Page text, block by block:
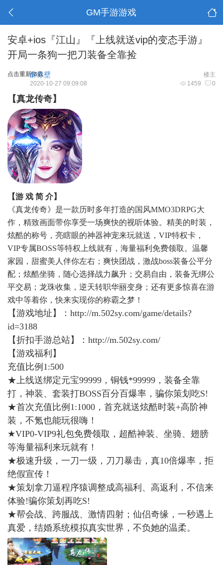
GM手游游戏
安卓+ios『江山』『上线就送vip的变态手游』
开局一条狗一把刀装备全靠捡
点击重新加载 楼主
醉赤壁
1459 0
2020-10-27 09:09:08
【真龙传奇】
【游 戏 简 介】
《真龙传奇》是一款历时多年打造的国风MMO3DRPG大
作，精致画面带你享受一场爽快的视听体验。精美的时装，
炫酷的称号，亮瞎眼的神器神宠来玩就送，VIP特权卡，
VIP专属BOSS等特权上线就有，海量福利免费领取。温馨
家园，甜蜜美人伴你左右；爽快团战，激战boss装备公平分
配；炫酷坐骑，随心选择战力飙升；交易自由，装备无绑公
平交易；龙珠收集，逆天转职华丽变身；还有更多惊喜在游
戏中等着你，快来实现你的称霸之梦！
【游戏地址】： http://m.502sy.com/game/details?
id=3188
【折扣手游总站】： http://m.502sy.com/
【游戏福利】
充值比例1:500
★上线送绑定元宝99999，铜钱*99999，装备全靠
打，神装、套装打BOSS百分百爆率，骗你策划吃S!
★首次充值比例1:1000，首充就送炫酷时装+高阶神
装，不氪也能玩很嗨！
★VIP0-VIP9礼包免费领取，超酷神装、坐骑、翅膀
等海量福利来玩就有！
★极速升级，一刀一级，刀刀暴击，真10倍爆率，拒
绝假宣传！
★策划拿刀逼程序猿调整成高福利、高返利，不信来
体验!骗你策划再吃S!
★帮会战、跨服战、激情四射；仙侣奇缘，一秒遇上
真爱，结婚系统模拟真实世界，不负她的温柔。